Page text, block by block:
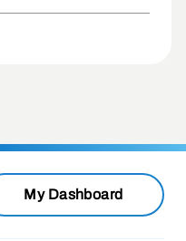
My Dashboard